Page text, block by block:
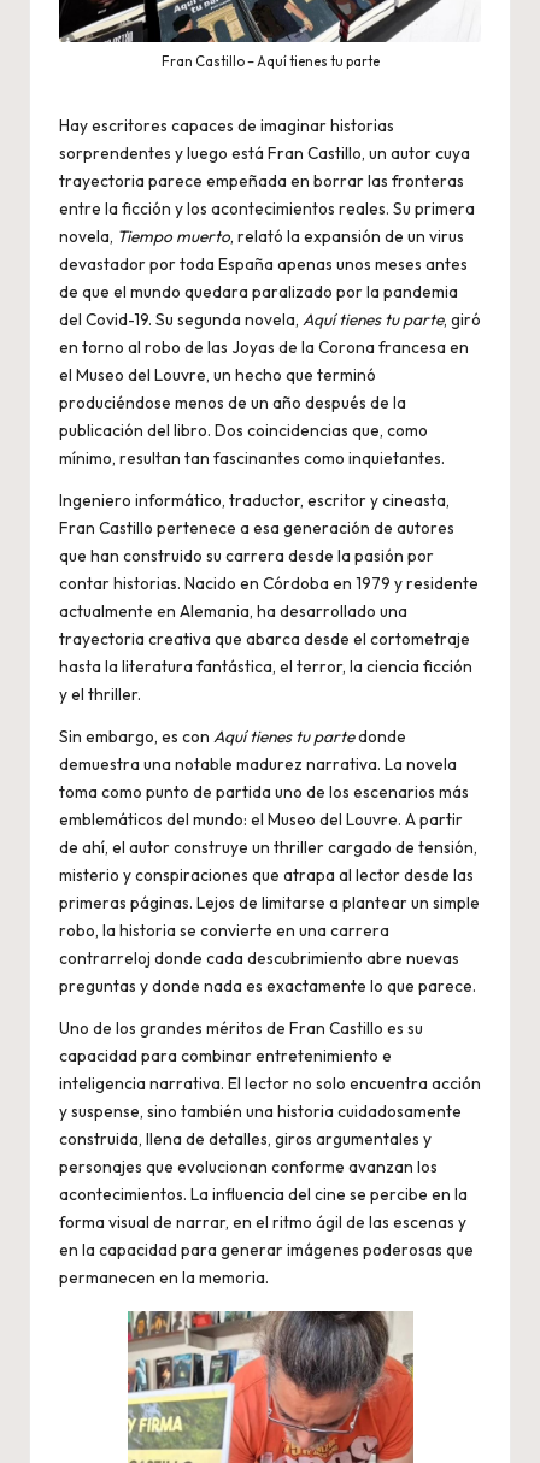
Fran Castillo – Aquí tienes tu parte
Hay escritores capaces de imaginar historias
sorprendentes y luego está Fran Castillo, un autor cuya
trayectoria parece empeñada en borrar las fronteras
entre la ficción y los acontecimientos reales. Su primera
novela, Tiempo muerto, relató la expansión de un virus
devastador por toda España apenas unos meses antes
de que el mundo quedara paralizado por la pandemia
del Covid-19. Su segunda novela, Aquí tienes tu parte, giró
en torno al robo de las Joyas de la Corona francesa en
el Museo del Louvre, un hecho que terminó
produciéndose menos de un año después de la
publicación del libro. Dos coincidencias que, como
mínimo, resultan tan fascinantes como inquietantes.
Ingeniero informático, traductor, escritor y cineasta,
Fran Castillo pertenece a esa generación de autores
que han construido su carrera desde la pasión por
contar historias. Nacido en Córdoba en 1979 y residente
actualmente en Alemania, ha desarrollado una
trayectoria creativa que abarca desde el cortometraje
hasta la literatura fantástica, el terror, la ciencia ficción
y el thriller.
Sin embargo, es con Aquí tienes tu partedonde
demuestra una notable madurez narrativa. La novela
toma como punto de partida uno de los escenarios más
emblemáticos del mundo: el Museo del Louvre. A partir
de ahí, el autor construye un thriller cargado de tensión,
misterio y conspiraciones que atrapa al lector desde las
primeras páginas. Lejos de limitarse a plantear un simple
robo, la historia se convierte en una carrera
contrarreloj donde cada descubrimiento abre nuevas
preguntas y donde nada es exactamente lo que parece.
Uno de los grandes méritos de Fran Castillo es su
capacidad para combinar entretenimiento e
inteligencia narrativa. El lector no solo encuentra acción
y suspense, sino también una historia cuidadosamente
construida, llena de detalles, giros argumentales y
personajes que evolucionan conforme avanzan los
acontecimientos. La influencia del cine se percibe en la
forma visual de narrar, en el ritmo ágil de las escenas y
en la capacidad para generar imágenes poderosas que
permanecen en la memoria.